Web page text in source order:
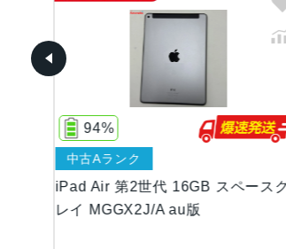
Air 第2世代 16GB スペースグ
イ MGGX2J/A au版
中古Aランク